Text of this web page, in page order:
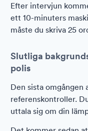
Efter intervjun
ett 10-minuters
måste du skriva 25
Slutliga
polis
Den sista
referenskontroller.
uttala sig om din